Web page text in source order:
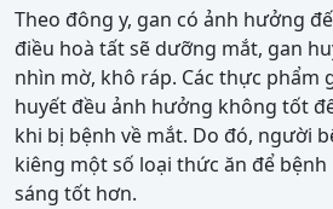
Theo đông y, gan có ảnh hưởng
điều hoà tất sẽ dưỡng mắt, gan
nhìn mờ, khô ráp. Các thực phẩm
huyết đều ảnh hưởng không tốt
khi bị bệnh về mắt. Do đó, người
kiêng một số loại thức ăn để
sáng tốt hơn.